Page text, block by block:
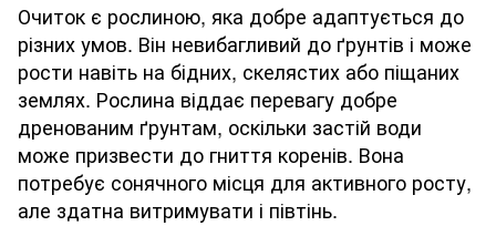
Очиток є рослиною, яка добре адаптується до
різних умов. Він невибагливий до ґрунтів і може
рости навіть на бідних, скелястих або піщаних
землях. Рослина віддає перевагу добре
дренованим ґрунтам, оскільки застій води
може призвести до гниття коренів. Вона
потребує сонячного місця для активного росту,
але здатна витримувати і півтінь.